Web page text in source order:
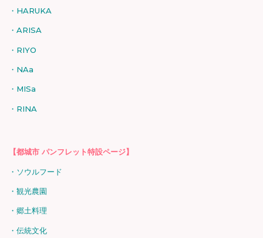
HARUKA
ARISA
RIYO
NAa
MISa
RINA
【都城市 パンフレット特設ページ】
ソウルフード
観光農園
郷土料理
伝統文化